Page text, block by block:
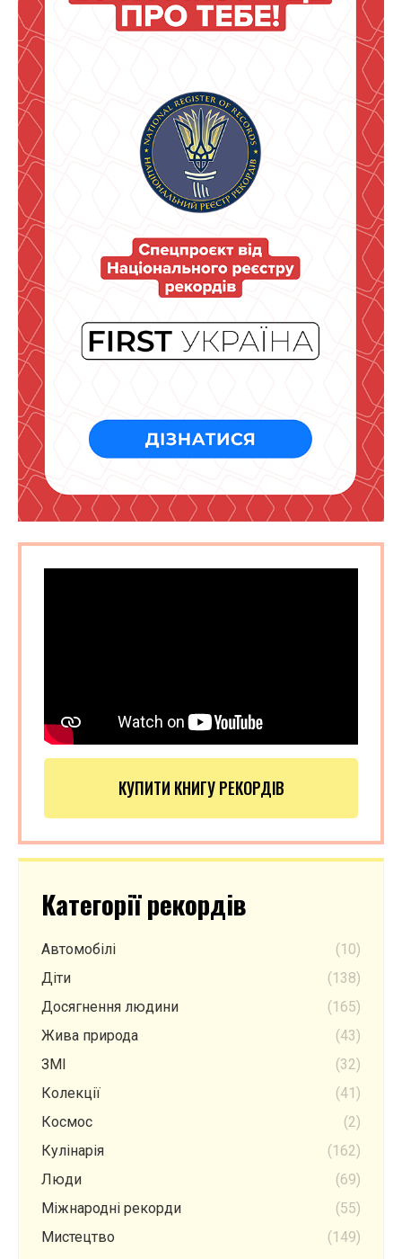
КУПИТИ КНИГУ РЕКОРДІВ
Категорії рекордів
Автомобілі
(10)
Діти
(138)
Досягнення людини
(165)
Жива природа
(43)
ЗМІ
(32)
Колекції
(41)
Космос
(2)
Кулінарія
(162)
Люди
(69)
Міжнародні рекорди
(55)
Мистецтво
(149)